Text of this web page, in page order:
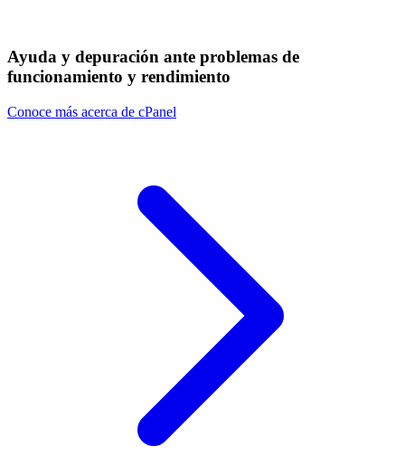
Ayuda y depuración ante problemas de
funcionamiento y rendimiento
Conoce más acerca de cPanel